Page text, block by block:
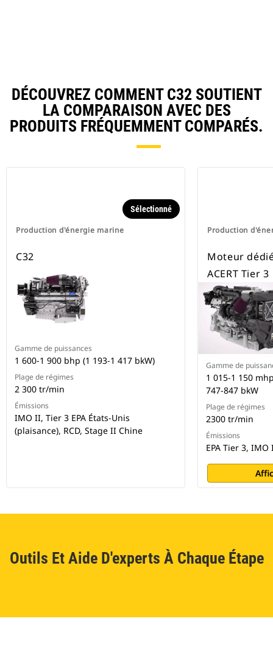
DÉCOUVREZ COMMENT C32 SOUTIENT
LA COMPARAISON AVEC DES
PRODUITS FRÉQUEMMENT COMPARÉS.
Production d'énergie marine
Sélectionné
C32
Gamme de puissances
1 600-1 900 bhp (1 193-1 417 bkW)
Plage de régimes
2 300 tr/min
Émissions
IMO II, Tier 3 EPA États-Unis
(plaisance), RCD, Stage II Chine
Production
Moteur
ACERT Tier 3
Gamme de
1 015-1 150
747-847 bkW
Plage de régimes
2300 tr/min
Émissions
EPA Tier 3, IMO
Outils Et Aide D'experts À Chaque Étape